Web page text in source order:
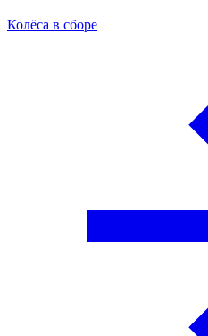
Колёса в сборе